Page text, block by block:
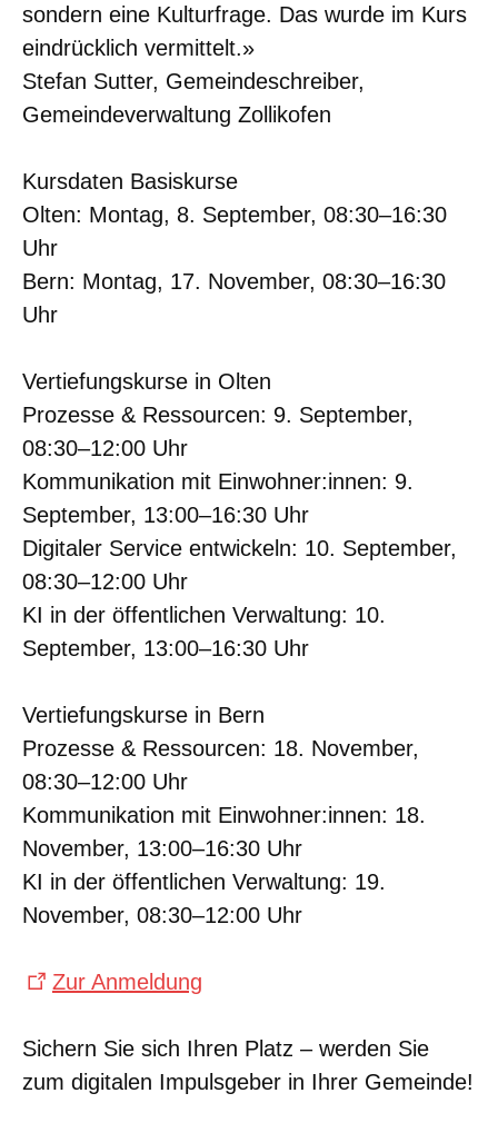
sondern eine Kulturfrage. Das wurde im Kurs
eindrücklich vermittelt.»
Stefan Sutter, Gemeindeschreiber,
Gemeindeverwaltung Zollikofen
Kursdaten Basiskurse
Olten: Montag, 8. September, 08:30–16:30
Uhr
Bern: Montag, 17. November, 08:30–16:30
Uhr
Vertiefungskurse in Olten
Prozesse & Ressourcen: 9. September,
08:30–12:00 Uhr
Kommunikation mit Einwohner:innen: 9.
September, 13:00–16:30 Uhr
Digitaler Service entwickeln: 10. September,
08:30–12:00 Uhr
KI in der öffentlichen Verwaltung: 10.
September, 13:00–16:30 Uhr
Vertiefungskurse in Bern
Prozesse & Ressourcen: 18. November,
08:30–12:00 Uhr
Kommunikation mit Einwohner:innen: 18.
November, 13:00–16:30 Uhr
KI in der öffentlichen Verwaltung: 19.
November, 08:30–12:00 Uhr
Zur Anmeldung
Sichern Sie sich Ihren Platz – werden Sie
zum digitalen Impulsgeber in Ihrer Gemeinde!